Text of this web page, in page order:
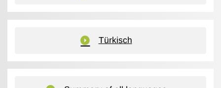
Türkisch